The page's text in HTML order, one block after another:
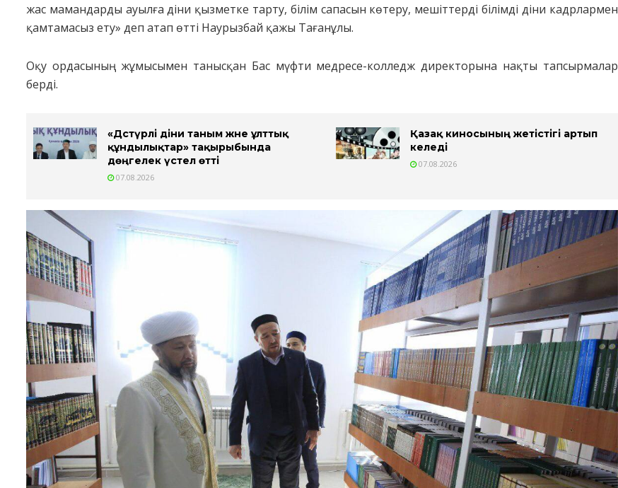
жас мамандарды ауылға діни қызметке тарту, білім сапасын көтеру, мешіттерді білімді діни кадрлармен
қамтамасыз ету» деп атап өтті Наурызбай қажы Тағанұлы.
Оқу ордасының жұмысымен танысқан Бас мүфти медресе-колледж директорына нақты тапсырмалар
берді.
«Дәстүрлі діни таным және ұлттық
құндылықтар» тақырыбында
дөңгелек үстел өтті
07.08.2026
Қазақ киносының жетістігі артып
келеді
07.08.2026